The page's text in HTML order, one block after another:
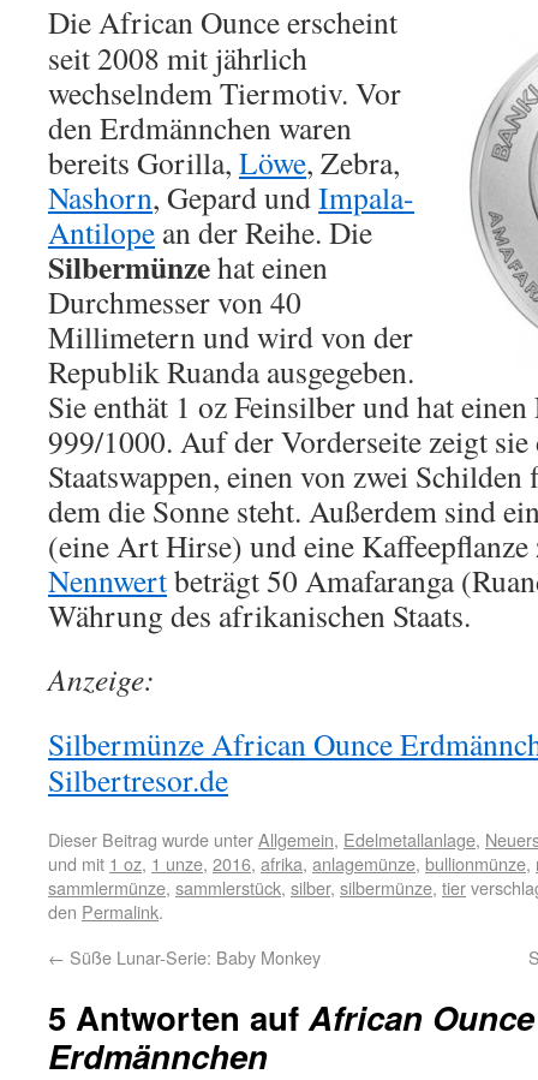
Die African Ounce erscheint
seit 2008 mit jährlich
wechselndem Tiermotiv. Vor
den Erdmännchen waren
bereits Gorilla, Löwe, Zebra,
Nashorn, Gepard undImpala-
Antilope an der Reihe. Die
Silbermünzehat einen
Durchmesser von 40
Millimetern und wird von der
Republik Ruanda ausgegeben.
Sie enthät 1 oz Feinsilber und hat
999/1000. Auf der Vorderseite zeigt sie
Staatswappen, einen von zwei
dem die Sonne steht. Außerdem sind
(eine Art Hirse) und eine Kaffeepflanze
Nennwertbeträgt 50 Amafaranga
Währung des afrikanischen Staats.
Anzeige:
Silbermünze African Ounce
Silbertresor.de
Dieser Beitrag wurde unterAllgemein, Edelmetallanlage,
und mit 1 oz, 1 unze, 2016, afrika, anlagemünze, bullionmünze,
sammlermünze, sammlerstück, silber, silbermünze, tier
den Permalink.
← Süße Lunar-Serie: Baby Monkey
5 Antworten aufAfrican
Erdmännchen